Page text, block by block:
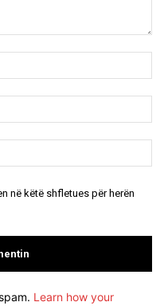
në këtë shfletues për herën
Learn how your